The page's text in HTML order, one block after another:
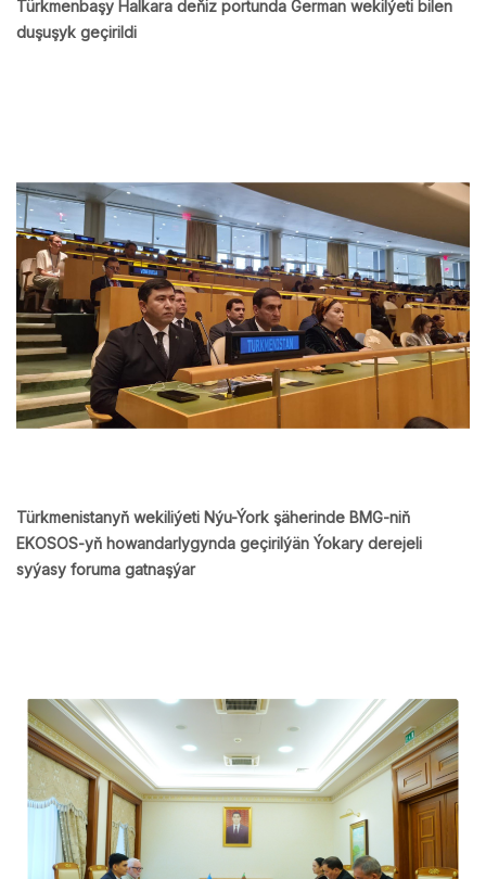
Türkmenbaşy Halkara deňiz portunda German wekilýeti bilen
duşuşyk geçirildi
Türkmenistanyň wekiliýeti Nýu-Ýork şäherinde BMG-niň
EKOSOS-yň howandarlygynda geçirilýän Ýokary derejeli
syýasy foruma gatnaşýar